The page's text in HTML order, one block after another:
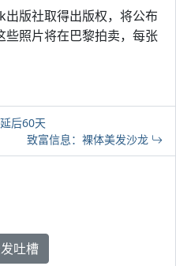
版社取得出版权，将公布
照片将在巴黎拍卖，每张
后60天
致富信息：裸体美发沙龙
吐槽